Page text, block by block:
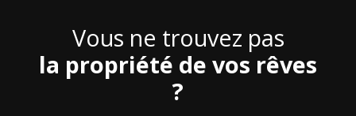
Vous ne trouvez pas
la propriété de vos rêves
?